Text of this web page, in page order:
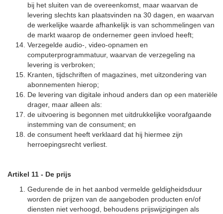
bij het sluiten van de overeenkomst, maar waarvan de
levering slechts kan plaatsvinden na 30 dagen, en waarvan
de werkelijke waarde afhankelijk is van schommelingen van
de markt waarop de ondernemer geen invloed heeft;
Verzegelde audio-, video-opnamen en
computerprogrammatuur, waarvan de verzegeling na
levering is verbroken;
Kranten, tijdschriften of magazines, met uitzondering van
abonnementen hierop;
De levering van digitale inhoud anders dan op een materiële
drager, maar alleen als:
de uitvoering is begonnen met uitdrukkelijke voorafgaande
instemming van de consument; en
de consument heeft verklaard dat hij hiermee zijn
herroepingsrecht verliest.
Artikel 11 - De prijs
Gedurende de in het aanbod vermelde geldigheidsduur
worden de prijzen van de aangeboden producten en/of
diensten niet verhoogd, behoudens prijswijzigingen als